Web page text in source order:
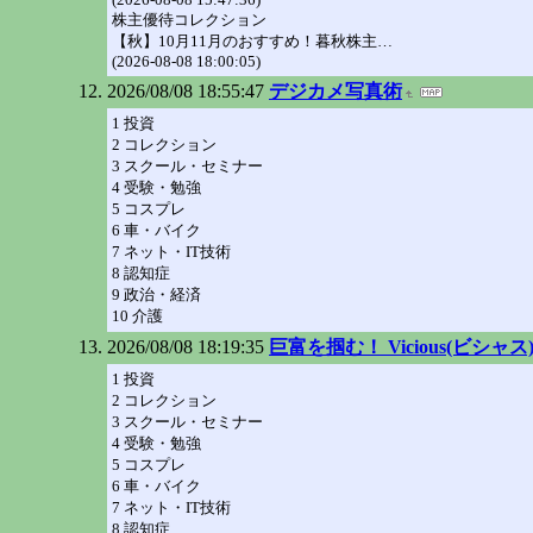
株主優待コレクション
【秋】10月11月のおすすめ！暮秋株主…
(2026-08-08 18:00:05)
2026/08/08 18:55:47 デジカメ写真術
1 投資
2 コレクション
3 スクール・セミナー
4 受験・勉強
5 コスプレ
6 車・バイク
7 ネット・IT技術
8 認知症
9 政治・経済
10 介護
2026/08/08 18:19:35 巨富を掴む！ Vicious(ビシャ
1 投資
2 コレクション
3 スクール・セミナー
4 受験・勉強
5 コスプレ
6 車・バイク
7 ネット・IT技術
8 認知症